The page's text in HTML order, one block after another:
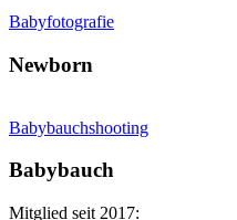
Babyfotografie
Newborn
Babybauchshooting
Babybauch
Mitglied seit 2017: